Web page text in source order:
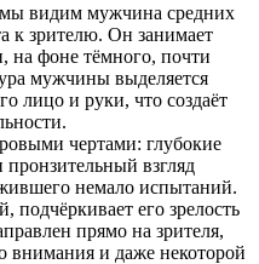
видим мужчина средних
к зрителю. Он занимает
на фоне тёмного, почти
мужчины выделяется
лицо и руки, что создаёт
чертами: глубокие
взгляд
немало испытаний.
подчёркивает его зрелость
прямо на зрителя,
внимания и даже некоторой